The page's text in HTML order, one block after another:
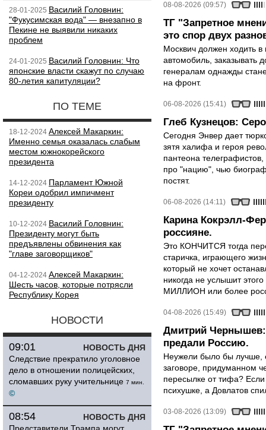
28-01-2025 Василий Головнин:
"Фукусимская вода" — внезапно в
Пекине не выявили никаких
проблем
24-01-2025 Василий Головнин: Что
японские власти скажут по случаю
80-летия капитуляции?
ПО ТЕМЕ
18-12-2024 Алексей Макаркин:
Именно семья оказалась слабым
местом южнокорейского
президента
14-12-2024 Парламент Южной
Кореи одобрил импичмент
президенту
10-12-2024 Василий Головнин:
Президенту могут быть
предъявлены обвинения как
"главе заговорщиков"
04-12-2024 Алексей Макаркин:
Шесть часов, которые потрясли
Республику Корея
НОВОСТИ
НОВОСТЬ ДНЯ
09:01
Следствие прекратило уголовное
дело в отношении полицейских,
сломавших руку учительнице 7 мин.
©
НОВОСТЬ ДНЯ
08:54
08-08-2026 (09:57)
ТГ "Запретное
это спор двух
Москвич должен ходить в
автомобиль, заказывать
генералам однажды
на фронт.
06-08-2026 (15:41)
Глеб Кузнецов:
Сегодня Энвер дает
зятя халифа и героя
пантеона
про "нацию", чью
постят.
06-08-2026 (14:11)
Карина Кокрэлл-
россияне.
Это КОНЧИТСЯ тогда
старичка, играющего
который не хочет
никогда не услышит
МИЛЛИОН или более
04-08-2026 (15:49)
Дмитрий Чернышев:
предали Россию.
Неужели было бы лучше,
заговоре, придуманном
пересылке от тифа?
психушке, а Довлатов
03-08-2026 (13:09)